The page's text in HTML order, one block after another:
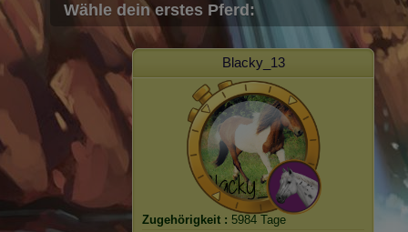
Wähle dein erstes Pferd:
Blacky_13
Zugehörigkeit : 5984 Tage